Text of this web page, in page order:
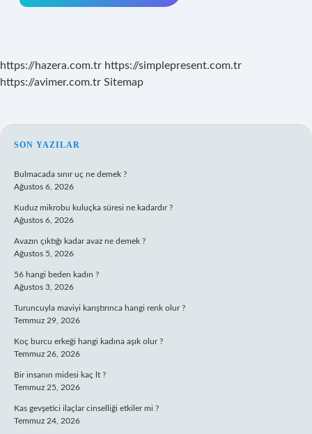
https://hazera.com.tr https://simplepresent.com.tr
https://avimer.com.tr Sitemap
SIDEBAR
SON YAZILAR
Bulmacada sınır uç ne demek ?
Ağustos 6, 2026
Kuduz mikrobu kuluçka süresi ne kadardır ?
Ağustos 6, 2026
Avazın çıktığı kadar avaz ne demek ?
Ağustos 5, 2026
56 hangi beden kadın ?
Ağustos 3, 2026
Turuncuyla maviyi karıştırınca hangi renk olur ?
Temmuz 29, 2026
Koç burcu erkeği hangi kadına aşık olur ?
Temmuz 26, 2026
Bir insanın midesi kaç lt ?
Temmuz 25, 2026
Kas gevşetici ilaçlar cinselliği etkiler mi ?
Temmuz 24, 2026